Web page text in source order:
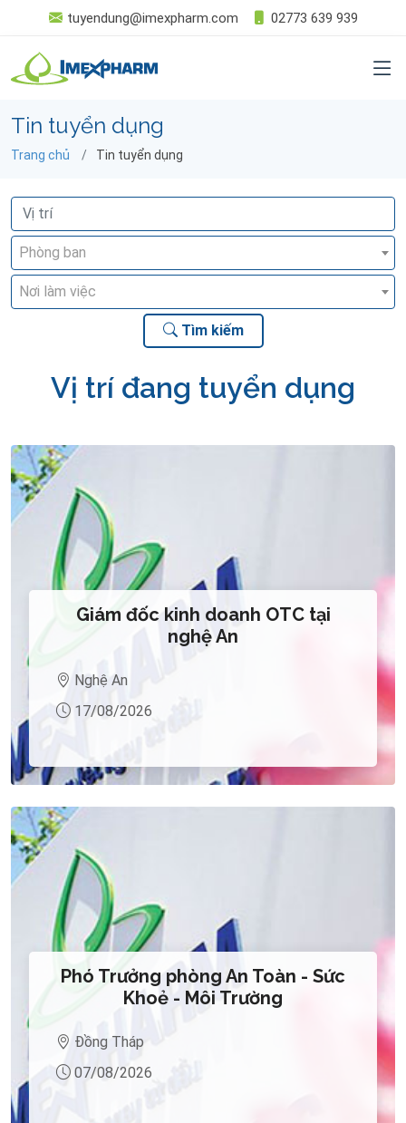
tuyendung@imexpharm.com 02773 639 939
Tin tuyển dụng
Trang chủ Tin tuyển dụng
Phòng ban
Nơi làm việc
Tìm kiếm
Vị trí đang tuyển dụng
Giám đốc kinh doanh OTC tại
nghệ An
Nghệ An
17/08/2026
Phó Trưởng phòng An Toàn - Sức
Khoẻ - Môi Trường
Đồng Tháp
07/08/2026